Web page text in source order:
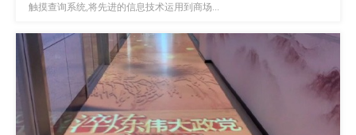
触摸查询系统,将先进的信息技术运用到商场...